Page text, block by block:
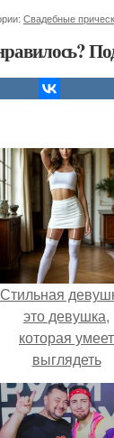
Свадебные
Стильная
это девушка,
которая умеет
выглядеть
элегантно в
ситуации.